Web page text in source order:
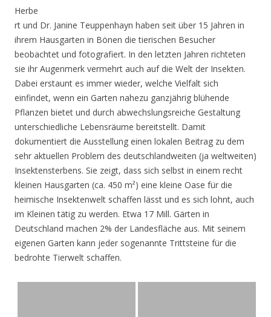
Herbe
rt und Dr. Janine Teuppenhayn haben seit über 15 Jahren in
ihrem Hausgarten in Bönen die tierischen Besucher
beobachtet und fotografiert. In den letzten Jahren richteten
sie ihr Augenmerk vermehrt auch auf die Welt der Insekten.
Dabei erstaunt es immer wieder, welche Vielfalt sich
einfindet, wenn ein Garten nahezu ganzjährig blühende
Pflanzen bietet und durch abwechslungsreiche Gestaltung
unterschiedliche Lebensräume bereitstellt. Damit
dokumentiert die Ausstellung einen lokalen Beitrag zu dem
sehr aktuellen Problem des deutschlandweiten (ja weltweiten)
Insektensterbens. Sie zeigt, dass sich selbst in einem recht
kleinen Hausgarten (ca. 450 m²) eine kleine Oase für die
heimische Insektenwelt schaffen lässt und es sich lohnt, auch
im Kleinen tätig zu werden. Etwa 17 Mill. Gärten in
Deutschland machen 2% der Landesfläche aus. Mit seinem
eigenen Garten kann jeder sogenannte Trittsteine für die
bedrohte Tierwelt schaffen.